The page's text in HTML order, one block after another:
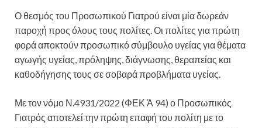
Ο θεσμός του Προσωπικού Γιατρού είναι μία δωρεάν
παροχή προς όλους τους πολίτες. Οι πολίτες για πρώτη
φορά αποκτούν προσωπικό σύμβουλο υγείας για θέματα
αγωγής υγείας, πρόληψης, διάγνωσης, θεραπείας και
καθοδήγησης τους σε σοβαρά προβλήματα υγείας.
Με τον νόμο Ν.4931/2022 (ΦΕΚ Ά 94) ο Προσωπικός
Γιατρός αποτελεί την πρώτη επαφή του πολίτη με το